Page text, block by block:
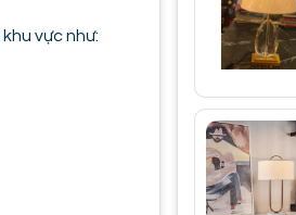
vực như: